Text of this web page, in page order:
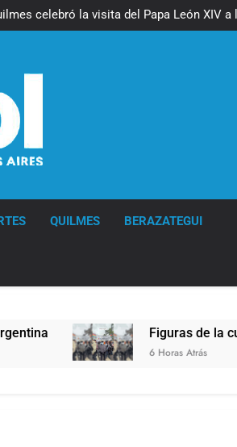
celebró la visita del Papa León XIV a
se sumaron a la marcha frente al
celebró la visita del Papa León XIV a
se sumaron a la marcha frente al
para los activos argentinos: cayeron
y el riesgo país quedó al borde de los
QUILMES BERAZATEGUI
Figuras de la cultura se
6 Horas Atrás